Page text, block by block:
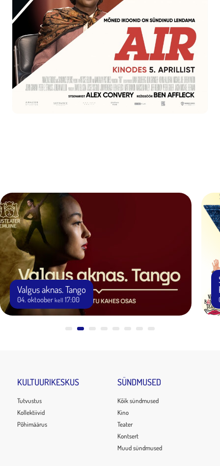
Valgus aknas. Tango
04. oktoober kell 17:00
KULTUURIKESKUS
Tutvustus
Kollektiivid
Põhimäärus
SÜNDMUSED
Kõik sündmused
Kino
Teater
Kontsert
Muud sündmused